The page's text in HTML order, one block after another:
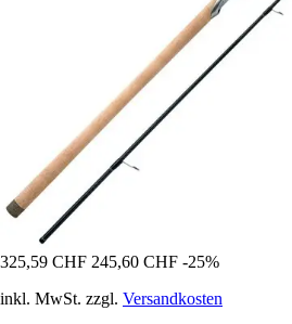
325,59 CHF 245,60 CHF -25%
inkl. MwSt. zzgl. Versandkosten